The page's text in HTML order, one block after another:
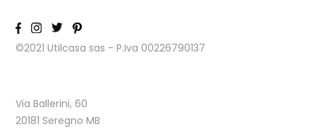
©2021 Utilcasa sas - P.Iva 00226790137
Via Ballerini, 60
20181 Seregno MB